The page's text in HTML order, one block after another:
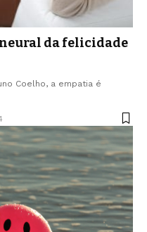
da felicidade
Coelho, a empatia é